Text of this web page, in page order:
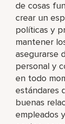
de cosas
crear un
políticas y
mantener
asegurarse
personal y
en todo
estándares
buenas
empleados